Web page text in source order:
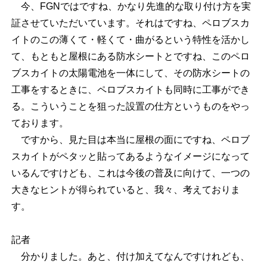
今、FGNではですね、かなり先進的な取り付け方を実
証させていただいています。それはですね、ペロブスカ
イトのこの薄くて・軽くて・曲がるという特性を活かし
て、もともと屋根にある防水シートとですね、このペロ
ブスカイトの太陽電池を一体にして、その防水シートの
工事をするときに、ペロブスカイトも同時に工事ができ
る。こういうことを狙った設置の仕方というものをやっ
ております。
ですから、見た目は本当に屋根の面にですね、ペロブ
スカイトがペタッと貼ってあるようなイメージになって
いるんですけども、これは今後の普及に向けて、一つの
大きなヒントが得られていると、我々、考えておりま
す。
記者
分かりました。あと、付け加えてなんですけれども、